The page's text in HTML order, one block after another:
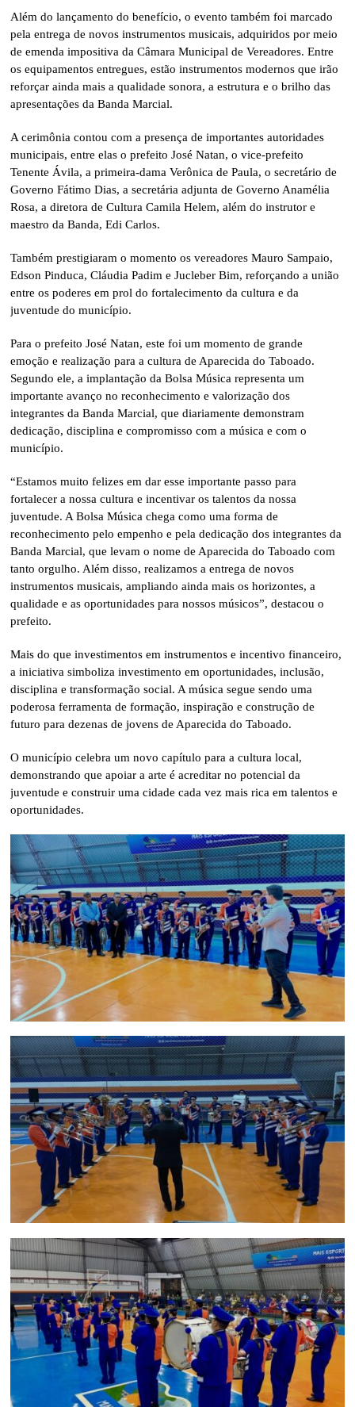
Além do lançamento do benefício, o evento também foi marcado
pela entrega de novos instrumentos musicais, adquiridos por meio
de emenda impositiva da Câmara Municipal de Vereadores. Entre
os equipamentos entregues, estão instrumentos modernos que irão
reforçar ainda mais a qualidade sonora, a estrutura e o brilho das
apresentações da Banda Marcial.
A cerimônia contou com a presença de importantes autoridades
municipais, entre elas o prefeito José Natan, o vice-prefeito
Tenente Ávila, a primeira-dama Verônica de Paula, o secretário de
Governo Fátimo Dias, a secretária adjunta de Governo Anamélia
Rosa, a diretora de Cultura Camila Helem, além do instrutor e
maestro da Banda, Edi Carlos.
Também prestigiaram o momento os vereadores Mauro Sampaio,
Edson Pinduca, Cláudia Padim e Jucleber Bim, reforçando a união
entre os poderes em prol do fortalecimento da cultura e da
juventude do município.
Para o prefeito José Natan, este foi um momento de grande
emoção e realização para a cultura de Aparecida do Taboado.
Segundo ele, a implantação da Bolsa Música representa um
importante avanço no reconhecimento e valorização dos
integrantes da Banda Marcial, que diariamente demonstram
dedicação, disciplina e compromisso com a música e com o
município.
“Estamos muito felizes em dar esse importante passo para
fortalecer a nossa cultura e incentivar os talentos da nossa
juventude. A Bolsa Música chega como uma forma de
reconhecimento pelo empenho e pela dedicação dos integrantes da
Banda Marcial, que levam o nome de Aparecida do Taboado com
tanto orgulho. Além disso, realizamos a entrega de novos
instrumentos musicais, ampliando ainda mais os horizontes, a
qualidade e as oportunidades para nossos músicos”, destacou o
prefeito.
Mais do que investimentos em instrumentos e incentivo financeiro,
a iniciativa simboliza investimento em oportunidades, inclusão,
disciplina e transformação social. A música segue sendo uma
poderosa ferramenta de formação, inspiração e construção de
futuro para dezenas de jovens de Aparecida do Taboado.
O município celebra um novo capítulo para a cultura local,
demonstrando que apoiar a arte é acreditar no potencial da
juventude e construir uma cidade cada vez mais rica em talentos e
oportunidades.